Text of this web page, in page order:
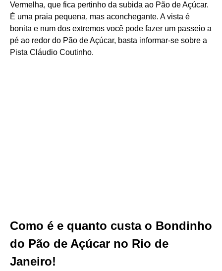
Vermelha, que fica pertinho da subida ao Pão de Açúcar.
É uma praia pequena, mas aconchegante. A vista é
bonita e num dos extremos você pode fazer um passeio a
pé ao redor do Pão de Açúcar, basta informar-se sobre a
Pista Cláudio Coutinho.
Como é e quanto custa o Bondinho
do Pão de Açúcar no Rio de
Janeiro!